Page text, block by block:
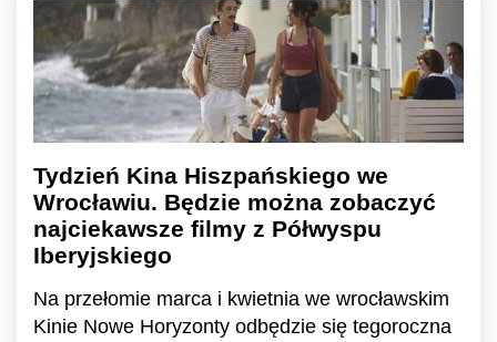
Tydzień Kina Hiszpańskiego we
Wrocławiu. Będzie można zobaczyć
najciekawsze filmy z Półwyspu
Iberyjskiego
Na przełomie marca i kwietnia we wrocławskim
Kinie Nowe Horyzonty odbędzie się tegoroczna